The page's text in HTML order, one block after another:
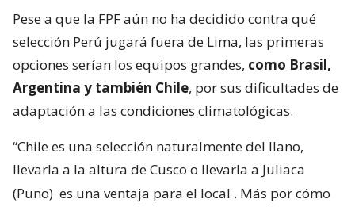
Pese a que la FPF aún no ha decidido contra qué
selección Perú jugará fuera de Lima, las primeras
opciones serían los equipos grandes, como Brasil,
Argentina y también Chile, por sus dificultades de
adaptación a las condiciones climatológicas.
“Chile es una selección naturalmente del llano,
llevarla a la altura de Cusco o llevarla a Juliaca
(Puno) es una ventaja para el local . Más por cómo